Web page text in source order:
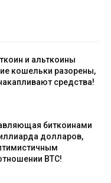
и альткоины
кошельки разорены,
средства!
биткоинами
долларов,
BTC!